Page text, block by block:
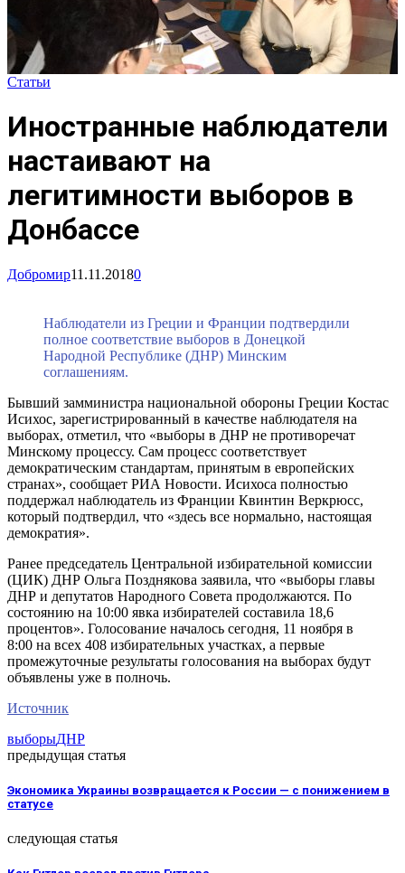
Статьи
Иностранные наблюдатели
настаивают на
легитимности выборов в
Донбассе
Добромир11.11.20180
Наблюдатели из Греции и Франции подтвердили
полное соответствие выборов в Донецкой
Народной Республике (ДНР) Минским
соглашениям.
Бывший замминистра национальной обороны Греции Костас
Исихос, зарегистрированный в качестве наблюдателя на
выборах, отметил, что «выборы в ДНР не противоречат
Минскому процессу. Сам процесс соответствует
демократическим стандартам, принятым в европейских
странах», сообщает РИА Новости. Исихоса полностью
поддержал наблюдатель из Франции Квинтин Веркрюсс,
который подтвердил, что «здесь все нормально, настоящая
демократия».
Ранее председатель Центральной избирательной комиссии
(ЦИК) ДНР Ольга Позднякова заявила, что «выборы главы
ДНР и депутатов Народного Совета продолжаются. По
состоянию на 10:00 явка избирателей составила 18,6
процентов». Голосование началось сегодня, 11 ноября в
8:00 на всех 408 избирательных участках, а первые
промежуточные результаты голосования на выборах будут
объявлены уже в полночь.
Источник
выборыДНР
предыдущая статья
Экономика Украины возвращается к России — с понижением в
статусе
следующая статья